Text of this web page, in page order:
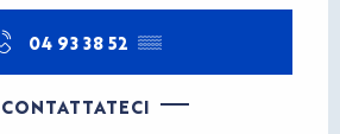
04 93 38 52 ▒▒
CONTATTATECI